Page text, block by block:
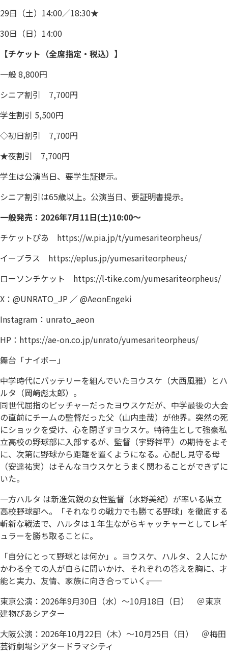
29日（土）14:00／18:30★
30日（日）14:00
【チケット（全席指定・税込）】
一般 8,800円
シニア割引 7,700円
学生割引 5,500円
◇初日割引 7,700円
★夜割引 7,700円
学生は公演当日、要学生証提示。
シニア割引は65歳以上。公演当日、要証明書提示。
一般発売： 2026年7月11日(土)10:00～
チケットぴあ https://w.pia.jp/t/yumesariteorpheus/
イープラス https://eplus.jp/yumesariteorpheus/
ローソンチケット https://l-tike.com/yumesariteorpheus/
X：@UNRATO_JP ／ @AeonEngeki
Instagram：unrato_aeon
HP： https://ae-on.co.jp/unrato/yumesariteorpheus/
舞台「ナイボー」
中学時代にバッテリーを組んでいたヨウスケ（大西風雅）とハ
ルタ（岡﨑彪太郎）。
同世代屈指のピッチャーだったヨウスケだが、中学最後の大会
の直前にチームの監督だった父（山内圭哉）が他界。突然の死
にショックを受け、心を閉ざすヨウスケ。特待生として強豪私
立高校の野球部に入部するが、監督（宇野祥平）の期待をよそ
に、次第に野球から距離を置くようになる。心配し見守る母
（安達祐実）はそんなヨウスケとうまく関わることができずに
いた。
一方ハルタ は新進気鋭の女性監督（水野美紀）が率いる県立
高校野球部へ。「それなりの戦力でも勝てる野球」を徹底する
斬新な戦法で、ハルタは１年生ながらキャッチャーとしてレギ
ュラーを勝ち取ることに。
「自分にとって野球とは何か」。ヨウスケ、ハルタ、２人にか
かわる全ての人が自らに問いかけ、それぞれの答えを胸に、才
能と実力、友情、家族に向き合っていく――。
東京公演：2026年9月30日（水）～10月18日（日） ＠東京
建物ぴあシアター
大阪公演：2026年10月22日（木）～10月25日（日） ＠梅田
芸術劇場シアタードラマシティ